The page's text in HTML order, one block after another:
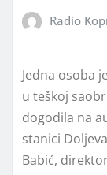
Radio
Jedna osoba
u teškoj
dogodila na
stanici
Babić,